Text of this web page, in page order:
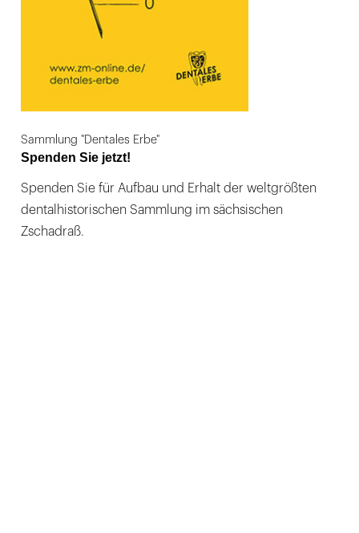
Sammlung "Dentales Erbe"
Spenden Sie jetzt!
Spenden Sie für Aufbau und Erhalt der weltgrößten
dentalhistorischen Sammlung im sächsischen
Zschadraß.